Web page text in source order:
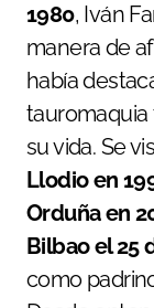
1980, Iván
manera de
había
su vida. Se
Llodio en
Orduña en
Bilbao el 25
como